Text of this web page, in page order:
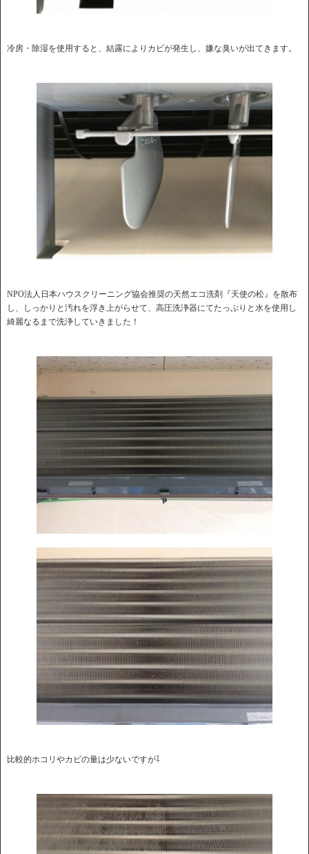
冷房・除湿を使用すると、結露によりカビが発生し、嫌な臭いが出てきます。
NPO法人日本ハウスクリーニング協会推奨の天然エコ洗剤『天使の松』を散布
し、しっかりと汚れを浮き上がらせて、高圧洗浄器にてたっぷりと水を使用し
綺麗なるまで洗浄していきました！
比較的ホコリやカビの量は少ないですが⇩